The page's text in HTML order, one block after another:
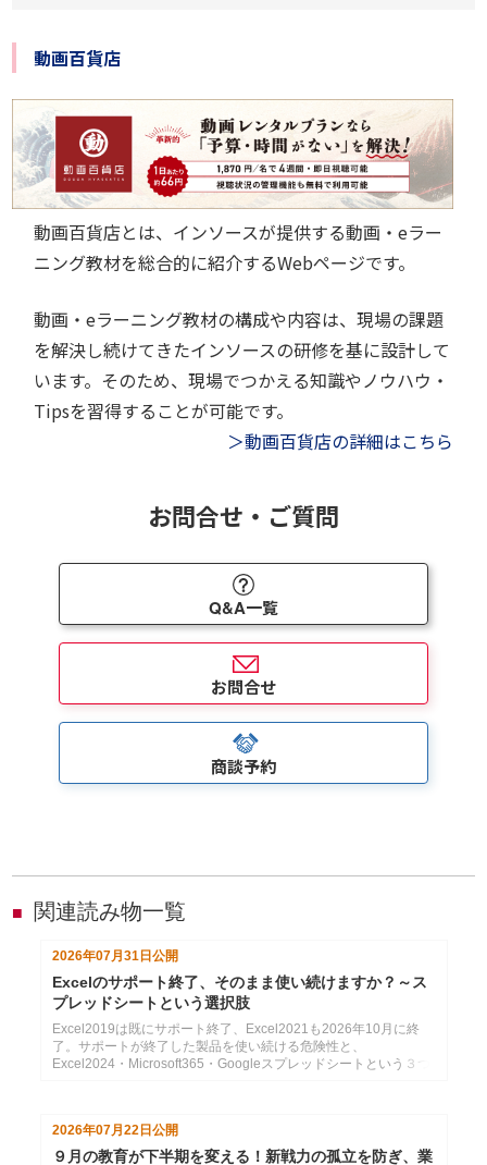
動画百貨店
動画百貨店とは、インソースが提供する動画・eラー
ニング教材を総合的に紹介するWebページです。
動画・eラーニング教材の構成や内容は、現場の課題
を解決し続けてきたインソースの研修を基に設計して
います。そのため、現場でつかえる知識やノウハウ・
Tipsを習得することが可能です。
＞動画百貨店の詳細はこちら
お問合せ・ご質問
Q&A一覧
お問合せ
商談予約
■ 関連読み物一覧
2026年07月31日 公開
Excelのサポート終了、そのまま使い続けますか？～ス
プレッドシートという選択肢
Excel2019は既にサポート終了、Excel2021も2026年10月に終
了。サポートが終了した製品を使い続ける危険性と、
Excel2024・Microsoft365・Googleスプレッドシートという３つ
2026年07月22日 公開
９月の教育が下半期を変える！新戦力の孤立を防ぎ、業